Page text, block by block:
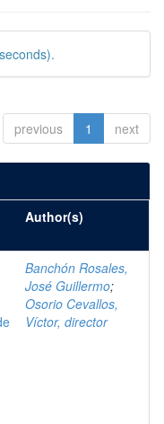
previous 1 next
Author(s)
Banchón Rosales,
José Guillermo;
Osorio Cevallos,
Víctor, director